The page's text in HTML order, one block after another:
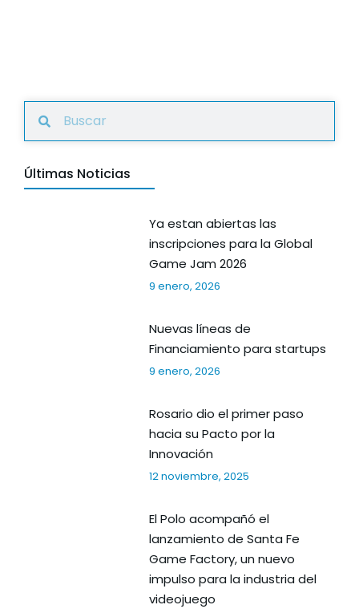
Últimas Noticias
Ya estan abiertas las
inscripciones para la Global
Game Jam 2026
9 enero, 2026
Nuevas líneas de
Financiamiento para startups
9 enero, 2026
Rosario dio el primer paso
hacia su Pacto por la
Innovación
12 noviembre, 2025
El Polo acompañó el
lanzamiento de Santa Fe
Game Factory, un nuevo
impulso para la industria del
videojuego